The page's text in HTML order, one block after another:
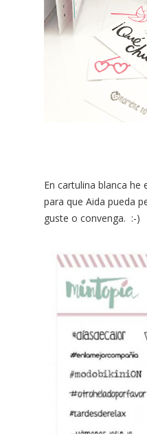
En cartulina blanca he
para que Aida pueda
guste o convenga. :-)